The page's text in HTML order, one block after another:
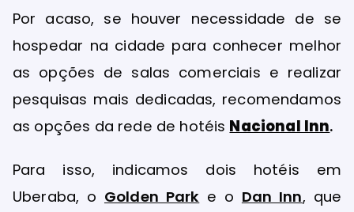
Por acaso, se houver necessidade de se
hospedar na cidade para conhecer melhor
as opções de salas comerciais e realizar
pesquisas mais dedicadas, recomendamos
as opções da rede de hotéis Nacional Inn.
Para isso, indicamos dois hotéis em
Uberaba, o Golden Park e o Dan Inn, que